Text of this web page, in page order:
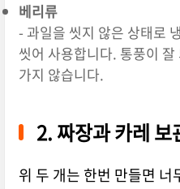
베리류
- 과일을 씻지 않은 상태로
씻어 사용합니다. 통풍이 잘
가지 않습니다.
2. 짜장과 카레 보
위 두 개는 한번 만들면